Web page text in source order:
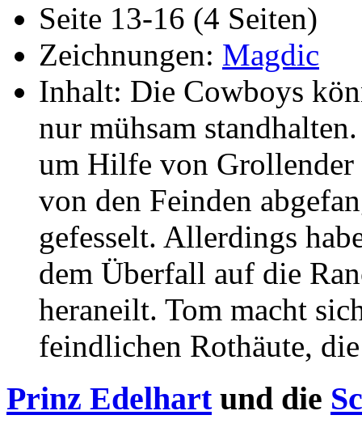
Seite 13-16 (4 Seiten)
Zeichnungen: Magdic
Inhalt: Die Cowboys
nur mühsam
um Hilfe von
von den Feinden
gefesselt. Allerdings
dem Überfall auf die
heraneilt. Tom macht
feindlichen Rothäute,
Prinz Edelhartund die